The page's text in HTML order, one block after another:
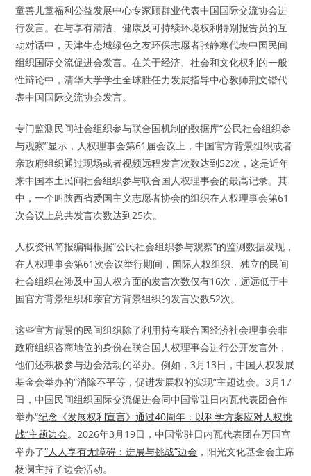
童善儿童福利公益发展中心专家顾群业代表中国国际交流协会进
行发言。在与享有清洁、健康及可持续环境权利特别报告员的互
动对话中，天津生态城绿色之友环保志愿者张静寒代表中国民间
组织国际交流促进会发言。在关于经济、社会和文化权利的一般
性辩论中，清华大学学生全球胜任力发展指导中心教师荆文锴代
表中国国际交流协会发言。
专门监测民间社会组织参与联合国机制的数据库“公民社会组织参
与观察”显示，人权理事会第61届会议上，中国官方背景组织或者
亲政府组织通过现场或者视频远程发言次数达到52次，这是近年
来中国本土民间社会组织参与联合国人权理事会的最高记录。其
中，一个叫陕西省爱国主义志愿者协会的组织在人权理事会第61
次会议上总共发言次数达到25次。
人权资讯简报编辑根据“公民社会组织参与观察”的监测数据发现，
在人权理事会第61次会议举行期间，国际人权组织、独立的民间
社会组织在涉及中国人权方面的发言次数仅有16次，远远低于中
国官方背景组织和亲官方背景组织的发言次数52次。
这些官方背景的民间组织除了利用持有联合国经济社会理事会非
政府组织咨商地位的身份在联合国人权理事会进行公开发言外，
他们还积极参与边会活动的举办。例如，3月13日，中国人权发展
基金会举办的“消除不平等，促进发展权的实现”主题边会。3月17
日，中国民间组织国际交流促进会同中国常驻日内瓦代表团合作
举办“纪念《发展权利宣言》通过40周年：以科学方案应对人权挑
战”主题边会。2026年3月19日，中国常驻日内瓦代表团在万国宫
举办了“人人享有无障碍：进展与挑战”边会 ，阳光文化基金会主席
杨澜主持了边会活动。